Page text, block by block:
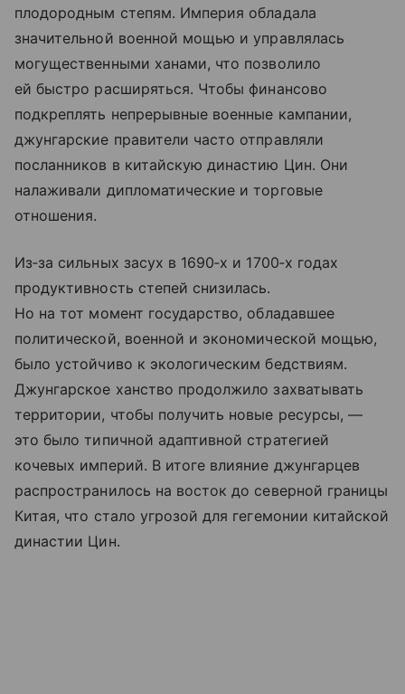
плодородным степям. Империя обладала
значительной военной мощью и управлялась
могущественными ханами, что позволило
ей быстро расширяться. Чтобы финансово
подкреплять непрерывные военные кампании,
джунгарские правители часто отправляли
посланников в китайскую династию Цин. Они
налаживали дипломатические и торговые
отношения.
Из‑за сильных засух в 1690‑х и 1700‑х годах
продуктивность степей снизилась.
Но на тот момент государство, обладавшее
политической, военной и экономической мощью,
было устойчиво к экологическим бедствиям.
Джунгарское ханство продолжило захватывать
территории, чтобы получить новые ресурсы, —
это было типичной адаптивной стратегией
кочевых империй. В итоге влияние джунгарцев
распространилось на восток до северной границы
Китая, что стало угрозой для гегемонии китайской
династии Цин.